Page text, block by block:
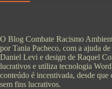
O Blog Combate Racismo
por Tania Pacheco, com a ajuda
Daniel Levi e design de Raquel
lucrativos e utiliza tecnologia
conteúdo é incentivada, desde que
sem fins lucrativos.